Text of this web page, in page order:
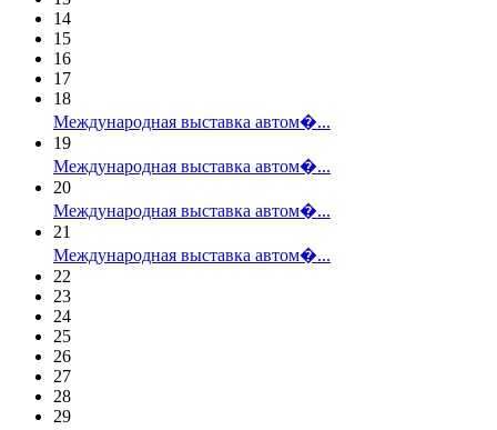
14
15
16
17
18
Международная выставка автом�...
19
Международная выставка автом�...
20
Международная выставка автом�...
21
Международная выставка автом�...
22
23
24
25
26
27
28
29